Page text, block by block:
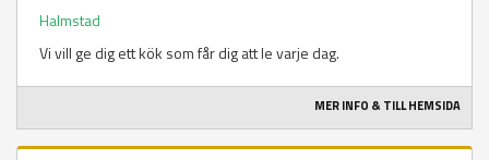
Halmstad
Vi vill ge dig ett kök som får dig att le varje dag.
MER INFO & TILL HEMSIDA